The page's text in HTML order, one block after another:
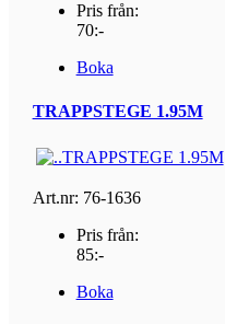
Pris från:
70:-
Boka
TRAPPSTEGE 1.95M
Art.nr: 76-1636
Pris från:
85:-
Boka